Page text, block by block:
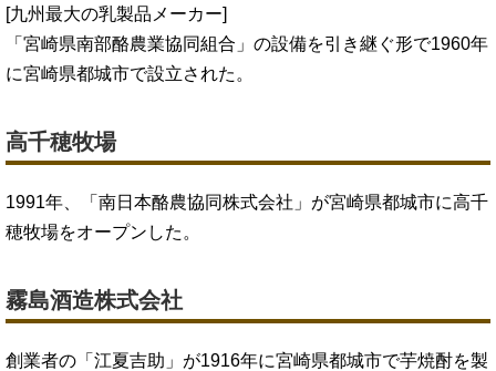
[九州最大の乳製品メーカー]
「宮崎県南部酪農業協同組合」の設備を引き継ぐ形で1960年
に宮崎県都城市で設立された。
高千穂牧場
1991年、「南日本酪農協同株式会社」が宮崎県都城市に高千
穂牧場をオープンした。
霧島酒造株式会社
創業者の「江夏吉助」が1916年に宮崎県都城市で芋焼酎を製